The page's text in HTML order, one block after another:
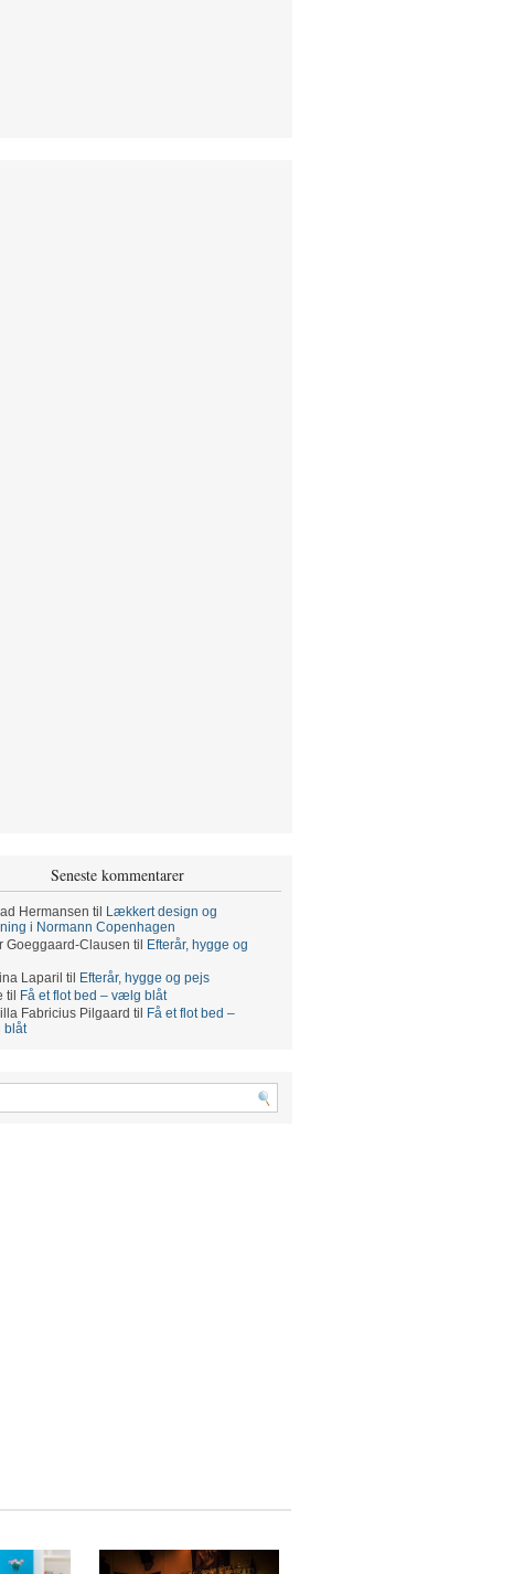
Seneste kommentarer
Hermansen til
Lækkert design og
i Normann Copenhagen
Goeggaard-Clausen til
Efterår, hygge og
Laparil til
Efterår, hygge og pejs
til
Få et flot bed – vælg blåt
Fabricius Pilgaard til
Få et flot bed –